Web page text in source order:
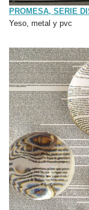
PROMESA, SERIE
Yeso, metal y pvc